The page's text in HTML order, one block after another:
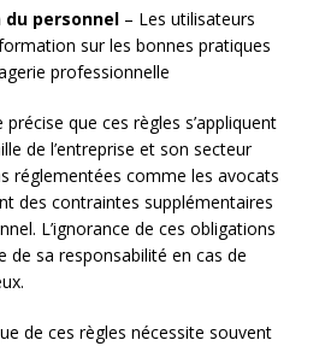
du personnel – Les utilisateurs
sur les bonnes pratiques
professionnelle
que ces règles s’appliquent
de l’entreprise et son secteur
réglementées comme les avocats
des contraintes supplémentaires
L’ignorance de ces obligations
de sa responsabilité en cas de
de ces règles nécessite souvent